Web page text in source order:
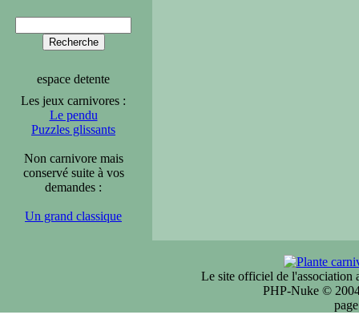
espace detente
Les jeux carnivores :
Le pendu
Puzzles glissants
Non carnivore mais
conservé suite à vos
demandes :
Un grand classique
Le site officiel de l'association
PHP-Nuke ©